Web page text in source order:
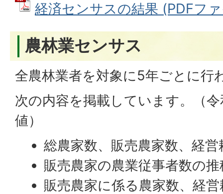
経済センサスの結果 (PDFフ
農林業センサス
全農林業者を対象に5年ごとに行
次の内容を掲載しています。（
値）
総農家数、販売農家数、経
販売農家の農業従事者数の推
販売農家に係る農家数、経